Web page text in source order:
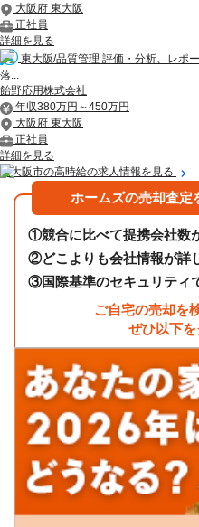
大阪府 東大阪
正社員
詳細を見る
東大阪/品質管理 評価・分析、レポ
落...
飴野応用株式会社
年収380万円～450万円
大阪府 東大阪
正社員
詳細を見る
東大阪市の高時給の求人情報を見る
ホームズの売却査定
①競合に比べて提携会社数
②どこよりも会社情報が詳
③国際基準のセキュリティ
ご自宅の売却を
ぜひ以下